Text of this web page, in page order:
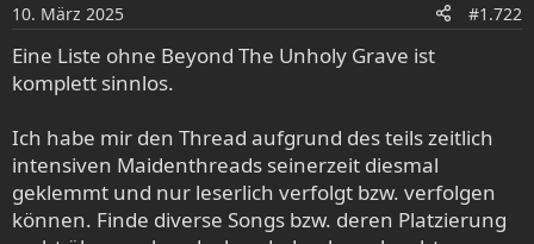
n
e
n
:
10. März 2025 #1.722
Eine Liste ohne Beyond The Unholy Grave ist
komplett sinnlos.
Ich habe mir den Thread aufgrund des teils zeitlich
intensiven Maidenthreads seinerzeit diesmal
geklemmt und nur leserlich verfolgt bzw. verfolgen
können. Finde diverse Songs bzw. deren Platzierung